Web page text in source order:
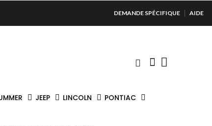
DEMANDE SPÉCIFIQUE AIDE
JEEP LINCOLN PONTIAC